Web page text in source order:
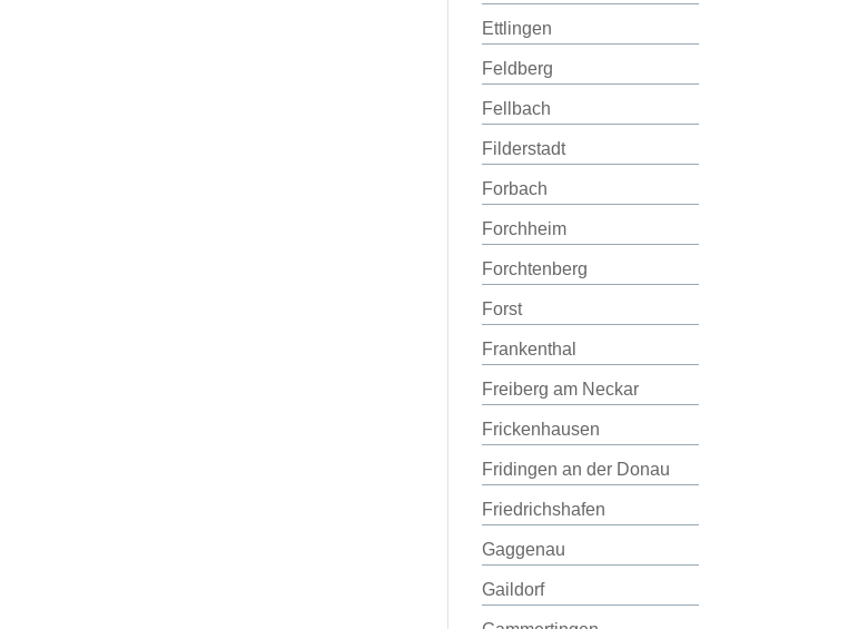
Ettlingen
Feldberg
Fellbach
Filderstadt
Forbach
Forchheim
Forchtenberg
Forst
Frankenthal
Freiberg am Neckar
Frickenhausen
Fridingen an der Donau
Friedrichshafen
Gaggenau
Gaildorf